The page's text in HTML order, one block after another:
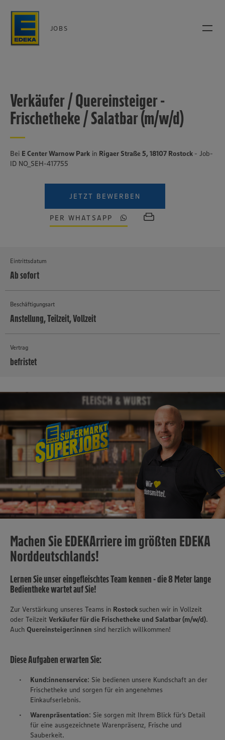
JOBS
Verkäufer / Quereinsteiger -
Frischetheke / Salatbar (m/w/d)
Bei E Center Warnow Park in Rigaer Straße 5, 18107 Rostock - Job-
ID NO_SEH-417755
JETZT BEWERBEN
PER WHATSAPP
Eintrittsdatum
Ab sofort
Beschäftigungsart
Anstellung, Teilzeit, Vollzeit
Vertrag
befristet
Machen Sie EDEKArriere im größten EDEKA
Norddeutschlands!
Lernen Sie unser eingefleischtes Team kennen - die 8 Meter lange
Bedientheke wartet auf Sie!
Zur Verstärkung unseres Teams in Rostock suchen wir in Vollzeit
oder Teilzeit Verkäufer für die Frischetheke und Salatbar (m/w/d).
Auch Quereinsteiger:innen sind herzlich willkommen!
Diese Aufgaben erwarten Sie:
Kund:innenservice: Sie bedienen unsere Kundschaft an der
Frischetheke und sorgen für ein angenehmes
Einkaufserlebnis.
Warenpräsentation: Sie sorgen mit Ihrem Blick für‘s Detail
für eine ausgezeichnete Warenpräsenz, Frische und
Sauberkeit.